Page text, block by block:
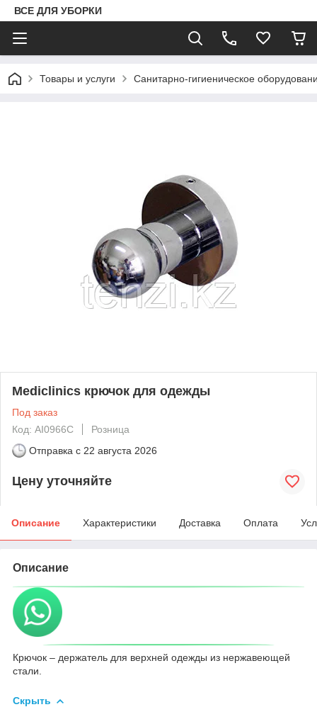
ВСЕ ДЛЯ УБОРКИ
Товары и услуги Санитарно-гигиеническое
Mediclinics крючок для одежды
Под заказ
Код: AI0966C
Розница
Отправка с 22 августа 2026
Цену уточняйте
Описание Характеристики Доставка Оплата
Описание
Крючок – держатель для верхней одежды из нержавеющей
стали.
Скрыть